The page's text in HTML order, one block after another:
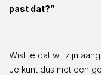
past dat?”
Wist je dat wij zijn
Je kunt dus met een